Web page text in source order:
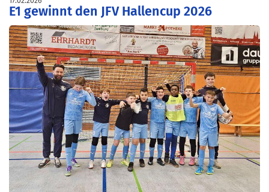
E1 gewinnt den JFV Hallencup 2026